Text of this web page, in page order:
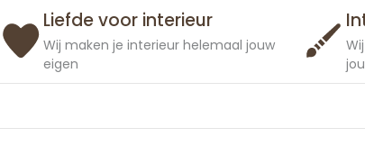
Liefde voor interieur
Wij maken je interieur helemaal jouw
eigen